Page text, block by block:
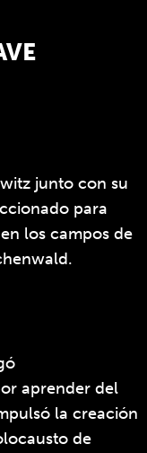
junto con su
para
los campos de
aprender del
la creación
de